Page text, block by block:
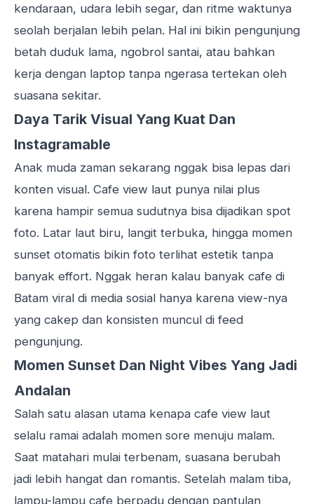
kendaraan, udara lebih segar, dan ritme waktunya
seolah berjalan lebih pelan. Hal ini bikin pengunjung
betah duduk lama, ngobrol santai, atau bahkan
kerja dengan laptop tanpa ngerasa tertekan oleh
suasana sekitar.
Daya Tarik Visual Yang Kuat Dan
Instagramable
Anak muda zaman sekarang nggak bisa lepas dari
konten visual. Cafe view laut punya nilai plus
karena hampir semua sudutnya bisa dijadikan spot
foto. Latar laut biru, langit terbuka, hingga momen
sunset otomatis bikin foto terlihat estetik tanpa
banyak effort. Nggak heran kalau banyak cafe di
Batam viral di media sosial hanya karena view-nya
yang cakep dan konsisten muncul di feed
pengunjung.
Momen Sunset Dan Night Vibes Yang Jadi
Andalan
Salah satu alasan utama kenapa cafe view laut
selalu ramai adalah momen sore menuju malam.
Saat matahari mulai terbenam, suasana berubah
jadi lebih hangat dan romantis. Setelah malam tiba,
lampu-lampu cafe berpadu dengan pantulan